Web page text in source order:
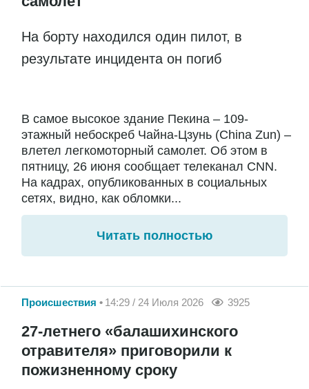
На борту находился один пилот, в
результате инцидента он погиб
В самое высокое здание Пекина – 109-
этажный небоскреб Чайна-Цзунь (China Zun) –
влетел легкомоторный самолет. Об этом в
пятницу, 26 июня сообщает телеканал CNN.
На кадрах, опубликованных в социальных
сетях, видно, как обломки...
Читать полностью
Происшествия 14:29 / 24 Июля 2026 3925
27-летнего «балашихинского
отравителя» приговорили к
пожизненному сроку